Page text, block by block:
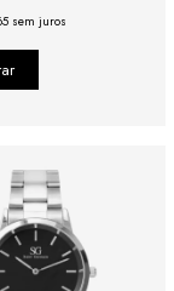
sem juros